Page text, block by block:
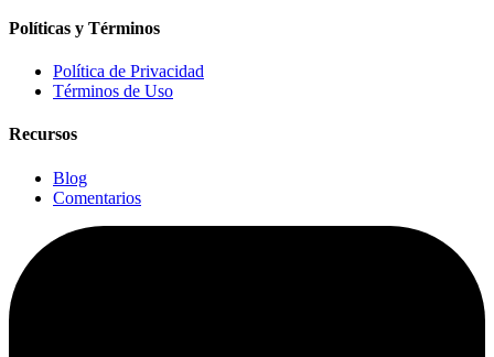
Políticas y Términos
Política de Privacidad
Términos de Uso
Recursos
Blog
Comentarios